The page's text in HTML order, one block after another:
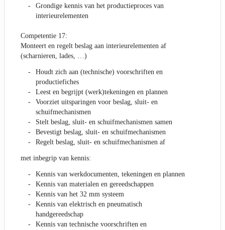
Grondige kennis van het productieproces van
interieurelementen
Competentie 17:
Monteert en regelt beslag aan interieurelementen af
(scharnieren, lades, …)
Houdt zich aan (technische) voorschriften en
productiefiches
Leest en begrijpt (werk)tekeningen en plannen
Voorziet uitsparingen voor beslag, sluit- en
schuifmechanismen
Stelt beslag, sluit- en schuifmechanismen samen
Bevestigt beslag, sluit- en schuifmechanismen
Regelt beslag, sluit- en schuifmechanismen af
met inbegrip van kennis:
Kennis van werkdocumenten, tekeningen en plannen
Kennis van materialen en gereedschappen
Kennis van het 32 mm systeem
Kennis van elektrisch en pneumatisch
handgereedschap
Kennis van technische voorschriften en